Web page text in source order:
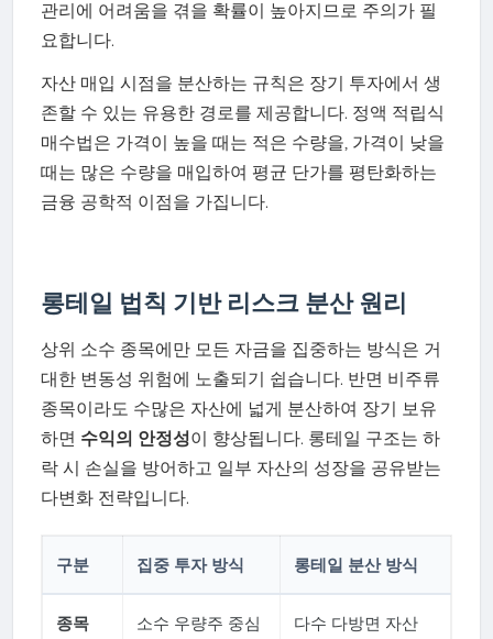
관리에 어려움을 겪을 확률이 높아지므로 주의가 필
요합니다.
자산 매입 시점을 분산하는 규칙은 장기 투자에서 생
존할 수 있는 유용한 경로를 제공합니다. 정액 적립식
매수법은 가격이 높을 때는 적은 수량을, 가격이 낮을
때는 많은 수량을 매입하여 평균 단가를 평탄화하는
금융 공학적 이점을 가집니다.
롱테일 법칙 기반 리스크 분산 원리
상위 소수 종목에만 모든 자금을 집중하는 방식은 거
대한 변동성 위험에 노출되기 쉽습니다. 반면 비주류
종목이라도 수많은 자산에 넓게 분산하여 장기 보유
하면 수익의 안정성이 향상됩니다. 롱테일 구조는 하
락 시 손실을 방어하고 일부 자산의 성장을 공유받는
다변화 전략입니다.
구분 집중 투자 방식 롱테일 분산 방식
종목
소수 우량주 중심
다수 다방면 자산